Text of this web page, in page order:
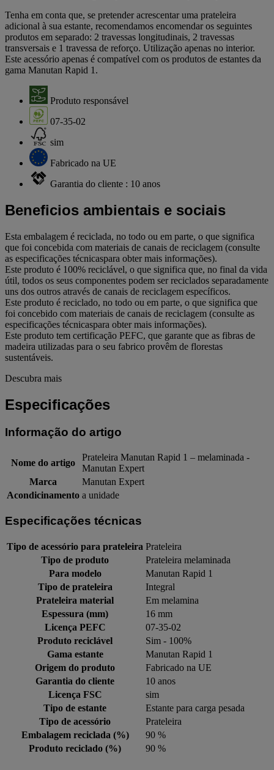
Tenha em conta que, se pretender acrescentar uma prateleira
adicional à sua estante, recomendamos encomendar os seguintes
produtos em separado: 2 travessas longitudinais, 2 travessas
transversais e 1 travessa de reforço. Utilização apenas no interior.
Este acessório apenas é compatível com os produtos de estantes da
gama Manutan Rapid 1.
Produto responsável
07-35-02
sim
Fabricado na UE
Garantia do cliente : 10 anos
Beneficios ambientais e sociais
Esta embalagem é reciclada, no todo ou em parte, o que significa
que foi concebida com materiais de canais de reciclagem (consulte
as especificações técnicaspara obter mais informações).
Este produto é 100% reciclável, o que significa que, no final da vida
útil, todos os seus componentes podem ser reciclados separadamente
uns dos outros através de canais de reciclagem específicos.
Este produto é reciclado, no todo ou em parte, o que significa que
foi concebido com materiais de canais de reciclagem (consulte as
especificações técnicaspara obter mais informações).
Este produto tem certificação PEFC, que garante que as fibras de
madeira utilizadas para o seu fabrico provêm de florestas
sustentáveis.
Descubra mais
Especificações
Informação do artigo
Nome do artigo
Prateleira Manutan Rapid 1 – melaminada -
Manutan Expert
Marca
Manutan Expert
Acondicinamento a unidade
Especificações técnicas
Tipo de acessório para prateleira Prateleira
Tipo de produto
Prateleira melaminada
Para modelo
Manutan Rapid 1
Tipo de prateleira
Integral
Prateleira material
Em melamina
Espessura (mm)
16 mm
Licença PEFC
07-35-02
Produto reciclável
Sim - 100%
Gama estante
Manutan Rapid 1
Origem do produto
Fabricado na UE
Garantia do cliente
10 anos
Licença FSC
sim
Tipo de estante
Estante para carga pesada
Tipo de acessório
Prateleira
Embalagem reciclada (%)
90 %
Produto reciclado (%)
90 %